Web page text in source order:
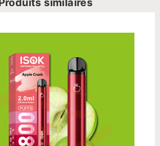
Produits similaires